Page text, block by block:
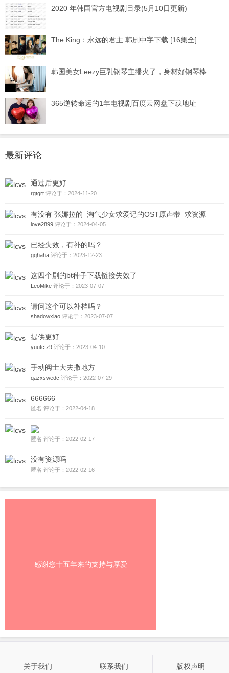
2020 年韩国官方电视剧目录(5月10日更新)
The King：永远的君主 韩剧中字下载 [16集全]
韩国美女Leezy巨乳钢琴主播火了，身材好钢琴棒
365逆转命运的1年电视剧百度云网盘下载地址
最新评论
通过后更好
rgtgrt 评论于：2024-11-20
有没有 张娜拉的 淘气少女求爱记的OST原声带 求资源
love2899 评论于：2024-04-05
已经失效，有补的吗？
gqhaha 评论于：2023-12-23
这四个剧的bt种子下载链接失效了
LeoMike 评论于：2023-07-07
请问这个可以补档吗？
shadowxiao 评论于：2023-07-07
提供更好
yuutcfz9 评论于：2023-04-10
手动阀士大夫撒地方
qazxswedc 评论于：2022-07-29
666666
匿名 评论于：2022-04-18
匿名 评论于：2022-02-17
没有资源吗
匿名 评论于：2022-02-16
感谢您十五年来的支持与厚爱
关于我们 联系我们 版权声明